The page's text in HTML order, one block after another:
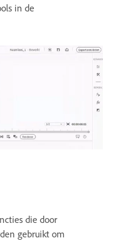
in de
die door
gebruikt om